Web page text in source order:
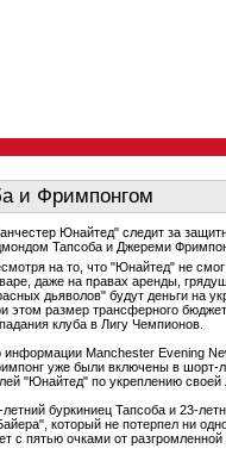
и Фримпонгом
Юнайтед" следит за
Тапсоба и Джереми
на то, что "Юнайтед" не смог
даже на правах аренды,
дьяволов" будут деньги на
этом размер трансферного
клуба в Лигу Чемпионов.
информации Manchester Evening
уже были включены в шорт-
"Юнайтед" по укреплению своей
летний буркиниец Тапсоба и 23-
который не потерпел ни
с пятью очками от